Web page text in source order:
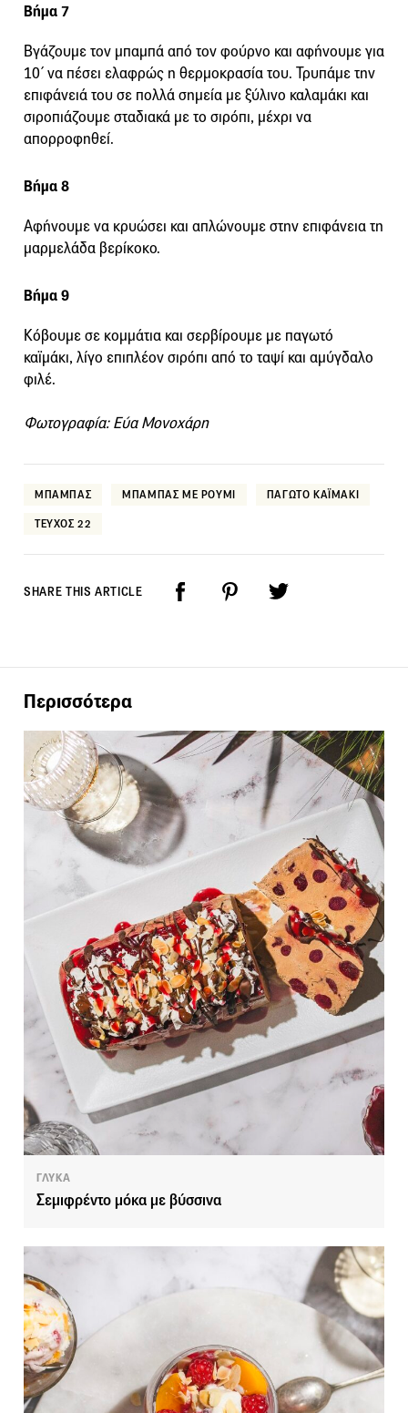
Βήμα 7
Βγάζουμε τον μπαμπά από τον φούρνο και αφήνουμε για
10΄ να πέσει ελαφρώς η θερμοκρασία του. Τρυπάμε την
επιφάνειά του σε πολλά σημεία με ξύλινο καλαμάκι και
σιροπιάζουμε σταδιακά με το σιρόπι, μέχρι να
απορροφηθεί.
Βήμα 8
Αφήνουμε να κρυώσει και απλώνουμε στην επιφάνεια τη
μαρμελάδα βερίκοκο.
Βήμα 9
Κόβουμε σε κομμάτια και σερβίρουμε με παγωτό
καϊμάκι, λίγο επιπλέον σιρόπι από το ταψί και αμύγδαλο
φιλέ.
Φωτογραφία: Εύα Μονοχάρη
ΜΠΑΜΠΑΣ ΜΠΑΜΠΑΣ ΜΕ ΡΟΥΜΙ ΠΑΓΩΤΟ ΚΑΪΜΑΚΙ
ΤΕΥΧΟΣ 22
SHARE THIS ARTICLE
Περισσότερα
ΓΛΥΚΑ
Σεμιφρέντο μόκα με βύσσινα